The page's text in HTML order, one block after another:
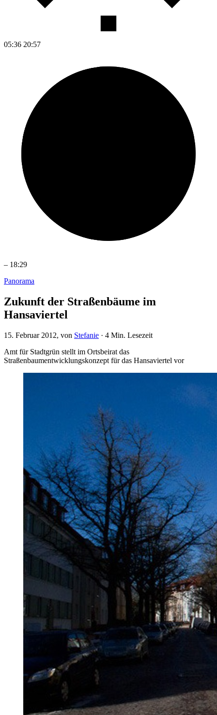
05:36 20:57
– 18:29
Panorama
Zukunft der Straßenbäume im
Hansaviertel
15. Februar 2012, von Stefanie · 4 Min. Lesezeit
Amt für Stadtgrün stellt im Ortsbeirat das
Straßenbaumentwicklungskonzept für das Hansaviertel vor